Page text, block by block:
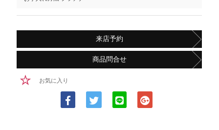
来店予約
商品問合せ
お気に入り